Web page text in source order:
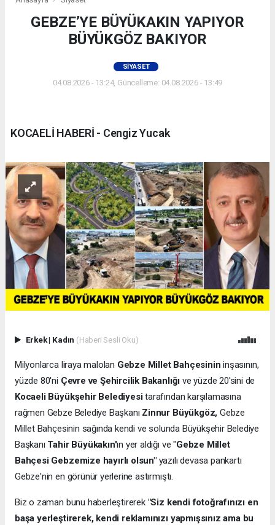
GEBZE’YE BÜYÜKAKIN YAPIYOR
BÜYÜKGÖZ BAKIYOR
SIYASET
04.08.2026 - 13:24, Güncelleme: 04.08.2026 - 13:49
KOCAELİ HABERİ - Cengiz Yucak
Erkek| Kadın (Haberi Sesli Oku)
Milyonlarca liraya malolan Gebze Millet Bahçesinin inşasının,
yüzde 80'ni Çevre ve Şehircilik Bakanlığı ve yüzde 20'sini de
Kocaeli Büyükşehir Belediyesitarafından karşılamasına
rağmen Gebze Belediye Başkanı Zinnur Büyükgöz, Gebze
Millet Bahçesinin sağında kendi ve solunda Büyükşehir Belediye
Başkanı Tahir Büyükakın'ın yer aldığı ve "Gebze Millet
Bahçesi Gebzemize hayırlı olsun"yazılı devasa pankartı
Gebze'nin en görünür yerlerine astırmıştı.
Biz o zaman bunu haberleştirerek "Siz kendi fotoğrafınızı en
başa yerleştirerek, kendi reklamınızı yapmışsınız ama bu